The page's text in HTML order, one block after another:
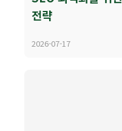
전략
2026-07-17